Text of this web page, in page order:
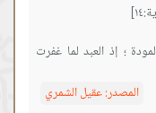
؛ إذ العبد لما غفرت
المصدر:عقيل الشمري